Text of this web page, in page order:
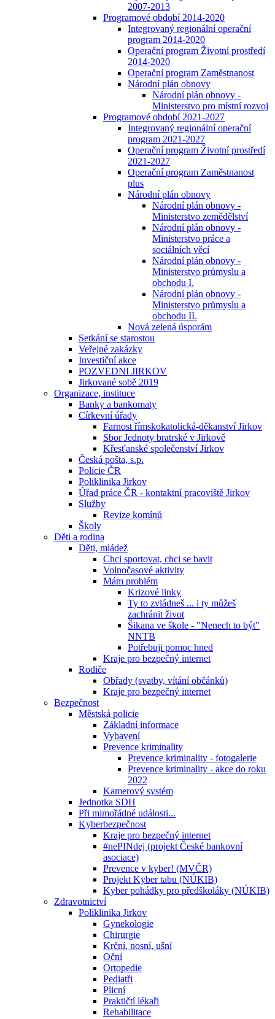
2007-2013
Programové období 2014-2020
Integrovaný regionální operační
program 2014-2020
Operační program Životní prostředí
2014-2020
Operační program Zaměstnanost
Národní plán obnovy
Národní plán obnovy -
Ministerstvo pro místní rozvoj
Programové období 2021-2027
Integrovaný regionální operační
program 2021-2027
Operační program Životní prostředí
2021-2027
Operační program Zaměstnanost
plus
Národní plán obnovy
Národní plán obnovy -
Ministerstvo zemědělství
Národní plán obnovy -
Ministerstvo práce a
sociálních věcí
Národní plán obnovy -
Ministerstvo průmyslu a
obchodu I.
Národní plán obnovy -
Ministerstvo průmyslu a
obchodu II.
Nová zelená úsporám
Setkání se starostou
Veřejné zakázky
Investiční akce
POZVEDNI JIRKOV
Jirkované sobě 2019
Organizace, instituce
Banky a bankomaty
Církevní úřady
Farnost římskokatolická-děkanství Jirkov
Sbor Jednoty bratrské v Jirkově
Křesťanské společenství Jirkov
Česká pošta, s.p.
Policie ČR
Poliklinika Jirkov
Úřad práce ČR - kontaktní pracoviště Jirkov
Služby
Revize komínů
Školy
Děti a rodina
Děti, mládež
Chci sportovat, chci se bavit
Volnočasové aktivity
Mám problém
Krizové linky
Ty to zvládneš ... i ty můžeš
zachránit život
Šikana ve škole - "Nenech to být"
NNTB
Potřebuji pomoc hned
Kraje pro bezpečný internet
Rodiče
Obřady (svatby, vítání občánků)
Kraje pro bezpečný internet
Bezpečnost
Městská policie
Základní informace
Vybavení
Prevence kriminality
Prevence kriminality - fotogalerie
Prevence kriminality - akce do roku
2022
Kamerový systém
Jednotka SDH
Při mimořádné události...
Kyberbezpečnost
Kraje pro bezpečný internet
#nePINdej (projekt České bankovní
asociace)
Prevence v kyber! (MVČR)
Projekt Kyber tabu (NÚKIB)
Kyber pohádky pro předškoláky (NÚKIB)
Zdravotnictví
Poliklinika Jirkov
Gynekologie
Chirurgie
Krční, nosní, ušní
Oční
Ortopedie
Pediatři
Plicní
Praktičtí lékaři
Rehabilitace